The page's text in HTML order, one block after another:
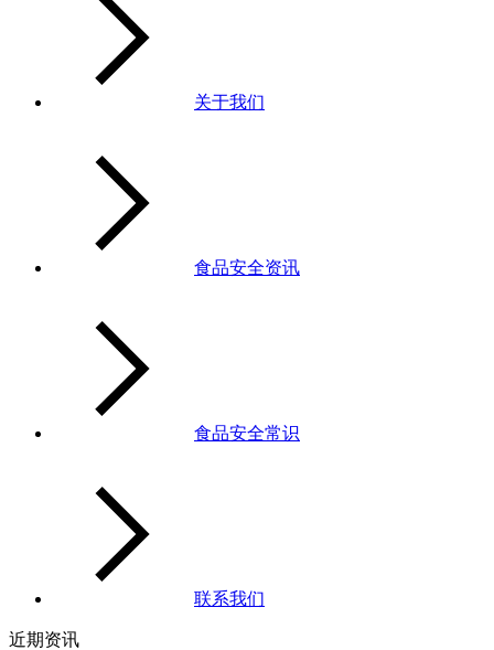
关于我们
食品安全资讯
食品安全常识
联系我们
近期资讯